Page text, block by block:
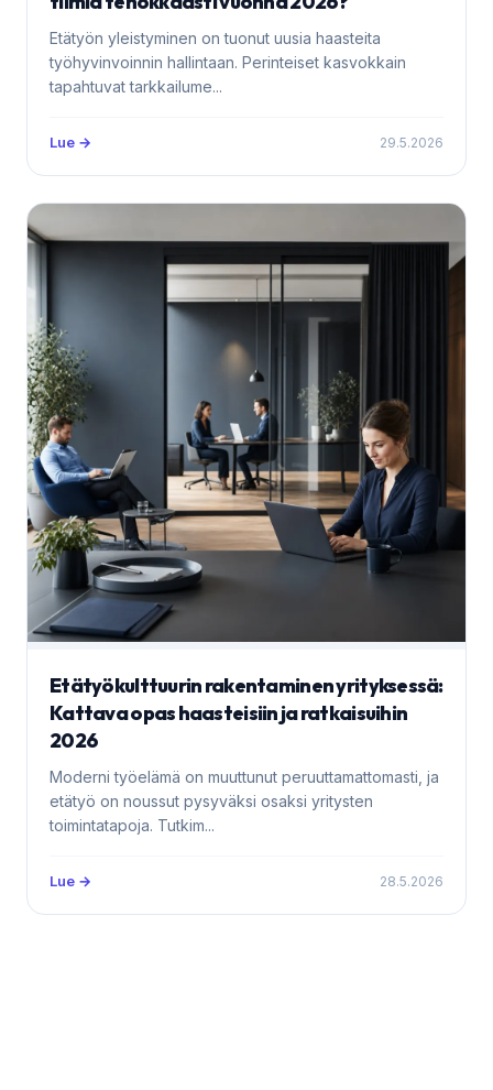
Etätyön yleistyminen on tuonut uusia haasteita
työhyvinvoinnin hallintaan. Perinteiset kasvokkain
tapahtuvat tarkkailume...
Lue → 29.5.2026
Etätyökulttuurin rakentaminen yrityksessä:
Kattava opas haasteisiin ja ratkaisuihin
2026
Moderni työelämä on muuttunut peruuttamattomasti, ja
etätyö on noussut pysyväksi osaksi yritysten
toimintatapoja. Tutkim...
Lue → 28.5.2026